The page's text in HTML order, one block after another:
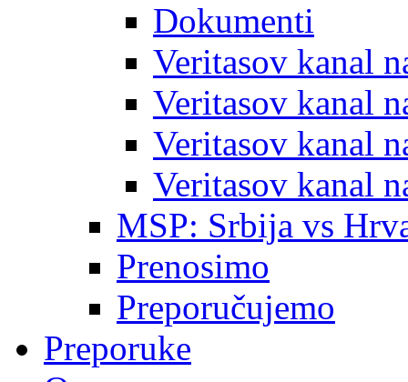
Dokumenti
Veritasov kanal
Veritasov kanal
Veritasov kanal
Veritasov kanal
MSP: Srbija vs
Prenosimo
Preporučujemo
Preporuke